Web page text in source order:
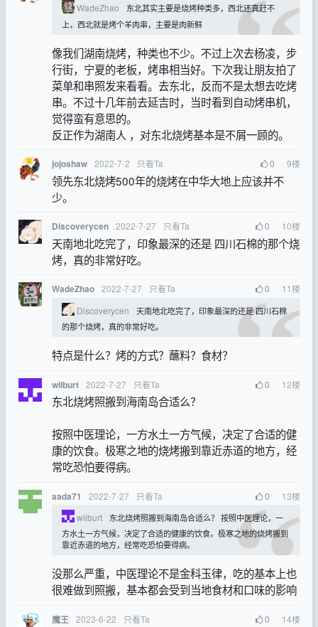
WadeZhao
东北其实主要是烧烤种类多，西北还真赶不
上，西北就是烤个羊肉串，主要是肉新鲜
像我们湖南烧烤，种类也不少。不过上次去杨凌，步
行街，宁夏的老板，烤串相当好。下次我让朋友拍了
菜单和串照发来看看。去东北，反而不是太想去吃烤
串。不过十几年前去延吉时，当时看到自动烤串机，
觉得蛮有意思的。
反正作为湖南人 ，对东北烧烤基本是不屑一顾的。
jojoshaw 2022-7-2 只看Ta 0 9楼
领先东北烧烤500年的烧烤在中华大地上应该并不
少。
Discoverycen 2022-7-27 只看Ta 0 10楼
天南地北吃完了，印象最深的还是 四川石棉的那个烧
烤，真的非常好吃。
WadeZhao 2022-7-27 只看Ta 0 11楼
Discoverycen
天南地北吃完了，印象最深的还是 四川石棉
的那个烧烤，真的非常好吃。
特点是什么？烤的方式？蘸料？食材？
wilburt 2022-7-27 只看Ta 0 12楼
东北烧烤照搬到海南岛合适么？
按照中医理论，一方水土一方气候，决定了合适的健
康的饮食。极寒之地的烧烤搬到靠近赤道的地方，经
常吃恐怕要得病。
aada71 2022-7-27 只看Ta 0 13楼
wilburt
东北烧烤照搬到海南岛合适么？ 按照中医理论，一
方水土一方气候，决定了合适的健康的饮食。极寒之地的烧烤搬到
靠近赤道的地方，经常吃恐怕要得病。
没那么严重，中医理论不是金科玉律，吃的基本上也
很难做到照搬，基本都会受到当地食材和口味的影响
魔王 2023-6-22 只看Ta 0 14楼